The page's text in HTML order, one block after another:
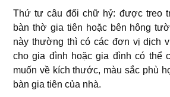
Thứ tư câu đối chữ hỷ: được treo
bàn thờ gia tiên hoặc bên hông
này thường thì có các đơn vị dịch
cho gia đình hoặc gia đình có thể
muốn về kích thước, màu sắc phù
bàn gia tiên của nhà.